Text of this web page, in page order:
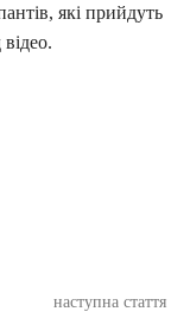
які прийдуть
наступна стаття